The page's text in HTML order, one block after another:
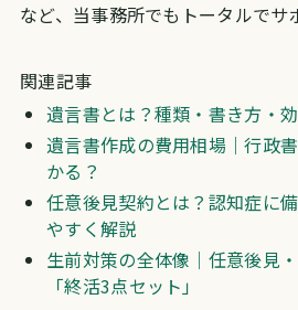
など、当事務所でもトータルでサ
関連記事
遺言書とは？種類・書き方・
遺言書作成の費用相場｜行政
かる？
任意後見契約とは？認知症に
やすく解説
生前対策の全体像｜任意後見
「終活3点セット」